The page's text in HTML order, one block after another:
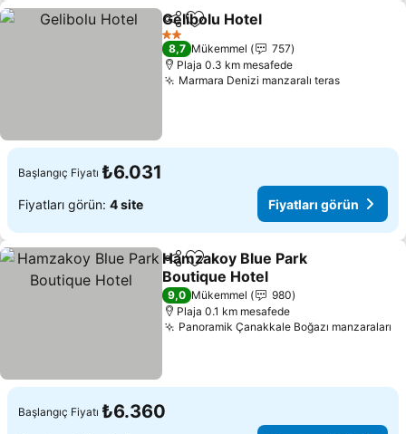
PaylaşFavorilerime ekle
Gelibolu Hotel
2 Yıldız
8,7 Mükemmel
757
Plaja 0.3 km mesafede
Marmara Denizi manzaralı teras
Başlangıç Fiyatı ₺6.031
Fiyatları görün: 4 site Fiyatları görün
PaylaşFavorilerime ekle
Hamzakoy Blue Park
Boutique Hotel
9,0 Mükemmel
980
Plaja 0.1 km mesafede
Panoramik Çanakkale Boğazı manzaraları
Başlangıç Fiyatı ₺6.360